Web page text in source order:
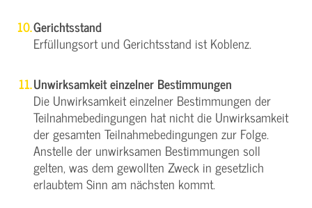
Gerichtsstand
Erfüllungsort und Gerichtsstand ist Koblenz.
Unwirksamkeit einzelner Bestimmungen
Die Unwirksamkeit einzelner Bestimmungen der
Teilnahmebedingungen hat nicht die Unwirksamkeit
der gesamten Teilnahmebedingungen zur Folge.
Anstelle der unwirksamen Bestimmungen soll
gelten, was dem gewollten Zweck in gesetzlich
erlaubtem Sinn am nächsten kommt.